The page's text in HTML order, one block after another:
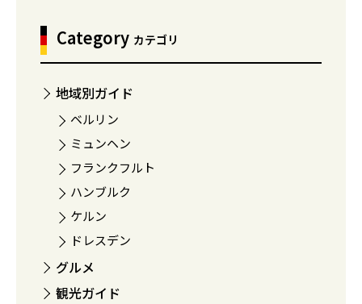
Category カテゴリ
地域別ガイド
ベルリン
ミュンヘン
フランクフルト
ハンブルク
ケルン
ドレスデン
グルメ
観光ガイド